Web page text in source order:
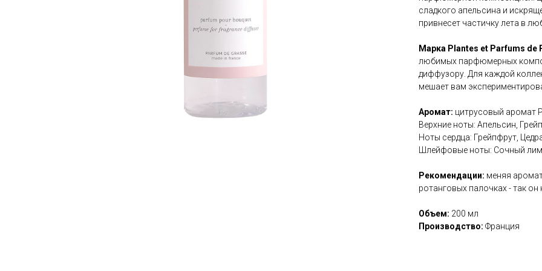
сладкого апельсина и
привнесет частичку лета в
Марка Plantes et Parfums de
любимых парфюмерных
диффузору. Для каждой
мешает вам
Аромат: цитрусовый аромат
Верхние ноты: Апельсин,
Ноты сердца: Грейпфрут,
Шлейфовые ноты: Сочный
Рекомендации: меняя
ротанговых палочках - так
Объем: 200 мл
Производство: Франция